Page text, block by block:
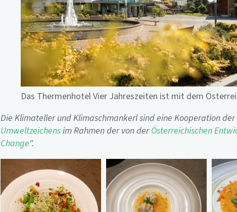
Das Thermenhotel Vier Jahreszeiten ist mit dem
Die Klimateller und Klimaschmankerl sind eine Kooperation
Umweltzeichensim Rahmen der von derÖsterreichischen
Change".